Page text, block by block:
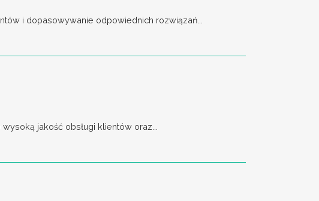
i dopasowywanie odpowiednich rozwiązań...
jakość obsługi klientów oraz...